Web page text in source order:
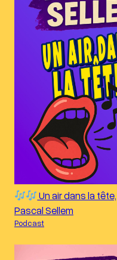
Un air dans la
Pascal Sellem
Podcast